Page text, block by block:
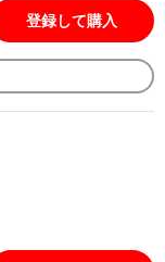
登録して購入